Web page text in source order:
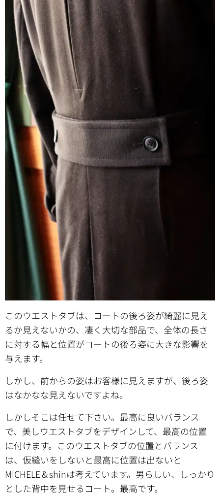
このウエストタブは、コートの後ろ姿が綺麗に見え
るか見えないかの、凄く大切な部品で、全体の長さ
に対する幅と位置がコートの後ろ姿に大きな影響を
与えます。
しかし、前からの姿はお客様に見えますが、後ろ姿
はなかなな見えないですよね。
しかしそこは任せて下さい。最高に良いバランス
で、美しウエストタブをデザインして、最高の位置
に付けます。このウエストタブの位置とバランス
は、仮縫いをしないと最高に位置は出ないと
MICHELE＆shinは考えています。男らしい、しっかり
とした背中を見せるコート。最高です。